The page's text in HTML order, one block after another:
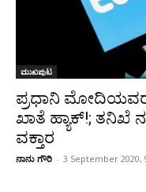
ಮುಖಪುಟ
ಪ್ರಧಾನಿ
ಖಾತೆ ಹ್ಯಾಕ್!; ತನಿಖೆ
ವಕ್ತಾರ
ನಾನು ಗೌರಿ - 3 September 2020,